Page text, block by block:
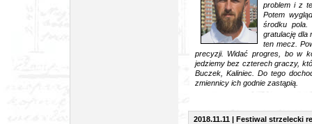
problem i z
Potem
środku
gratulację dla
ten mecz.
precyzji. Widać progres, bo w
jedziemy bez czterech graczy,
Buczek, Kaliniec. Do tego
zmiennicy ich godnie zastąpią.
2018.11.11 | Festiwal strzelecki